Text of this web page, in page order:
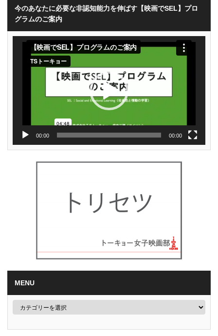
今のあなたに必要な非認知能力を伸ばす【映画でSEL】プロ
グラムのご案内
00:00 00:00
MENU